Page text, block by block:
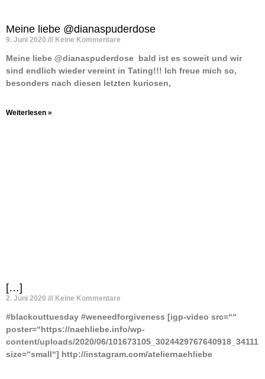
Meine liebe @dianaspuderdose
9. Juni 2020 Keine Kommentare
Meine liebe @dianaspuderdose ️ bald ist es soweit und wir
sind endlich wieder vereint in Tating!!! Ich freue mich so,
besonders nach diesen letzten kuriosen,
Weiterlesen »
[…]
2. Juni 2020 Keine Kommentare
#blackouttuesday #weneedforgiveness [igp-video src=““
poster=“https://naehliebe.info/wp-
content/uploads/2020/06/
size=“small“] http://instagram.com/ateliernaehliebe